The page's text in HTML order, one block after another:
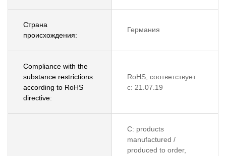
Страна
происхождения:
Германия
Compliance with the
substance restrictions
according to RoHS
directive:
RoHS, соответствует
с: 21.07.19
C: products
manufactured /
produced to order,